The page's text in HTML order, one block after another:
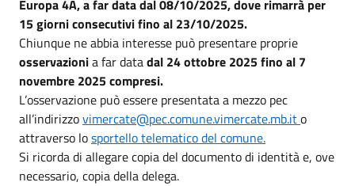
Europa 4A, a far data dal 08/10/2025, dove rimarrà per
15 giorni consecutivi fino al 23/10/2025.
Chiunque ne abbia interesse può presentare proprie
osservazionia far datadal 24 ottobre 2025 fino al 7
novembre 2025 compresi.
L’osservazione può essere presentata a mezzo pec
all’indirizzovimercate@pec.comune.vimercate.mb.ito
attraverso losportello telematico del comune.
Si ricorda di allegare copia del documento di identità e, ove
necessario, copia della delega.